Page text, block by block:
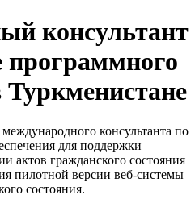
консультант
программного
Туркменистане
консультанта по
для поддержки
актов гражданского состояния
пилотной версии веб-системы
состояния.